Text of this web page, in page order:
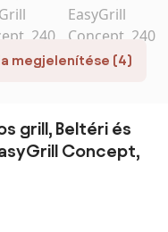
megjelenítése (4)
grill, Beltéri és
Concept,